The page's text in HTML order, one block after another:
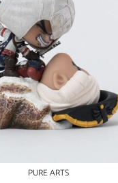
PURE ARTS